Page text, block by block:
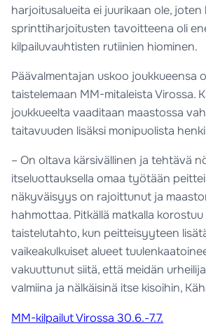
harjoitusalueita ei juurikaan ole, joten
sprinttiharjoitusten tavoitteena oli
kilpailuvauhtisten rutiinien hiominen.
Päävalmentajan uskoo joukkueensa
taistelemaan MM-mitaleista Virossa.
joukkueelta vaaditaan maastossa
taitavuuden lisäksi monipuolista
– On oltava kärsivällinen ja tehtävä
itseluottauksella omaa työtään
näkyväisyys on rajoittunut ja
hahmottaa. Pitkällä matkalla
taistelutahto, kun peitteisyyteen
vaikeakulkuiset alueet
vakuuttunut siitä, että meidän
valmiina ja nälkäisinä itse kisoihin,
MM-kilpailut Virossa 30.6.-7.7.